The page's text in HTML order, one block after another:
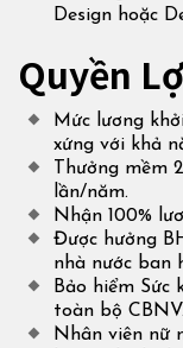
Design hoặc
Quyền
Mức lương
xứng với khả
Thưởng mềm
lần/năm.
Nhận 100%
Được hưởng
nhà nước ban
Bảo hiểm Sức
toàn bộ CBNV.
Nhân viên nữ